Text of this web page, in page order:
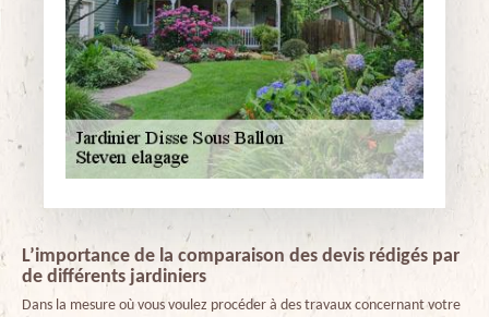
L’importance de la comparaison des devis rédigés par
de différents jardiniers
Dans la mesure où vous voulez procéder à des travaux concernant votre